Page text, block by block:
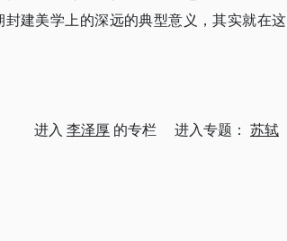
建美学上的深远的典型意义，其实就在这
进入 李泽厚 的专栏 进入专题： 苏轼